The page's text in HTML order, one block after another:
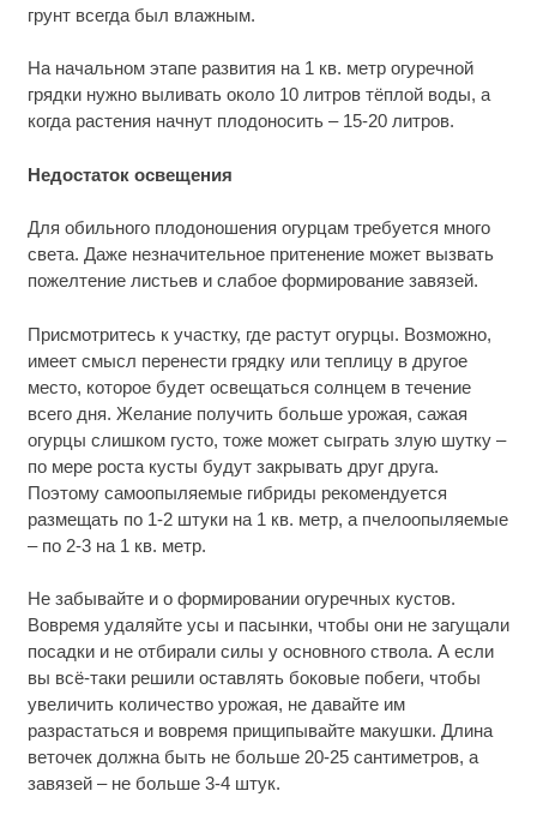
грунт всегда был влажным.
На начальном этапе развития на 1 кв. метр огуречной
грядки нужно выливать около 10 литров тёплой воды, а
когда растения начнут плодоносить – 15-20 литров.
Недостаток освещения
Для обильного плодоношения огурцам требуется много
света. Даже незначительное притенение может вызвать
пожелтение листьев и слабое формирование завязей.
Присмотритесь к участку, где растут огурцы. Возможно,
имеет смысл перенести грядку или теплицу в другое
место, которое будет освещаться солнцем в течение
всего дня. Желание получить больше урожая, сажая
огурцы слишком густо, тоже может сыграть злую шутку –
по мере роста кусты будут закрывать друг друга.
Поэтому самоопыляемые гибриды рекомендуется
размещать по 1-2 штуки на 1 кв. метр, а пчелоопыляемые
– по 2-3 на 1 кв. метр.
Не забывайте и о формировании огуречных кустов.
Вовремя удаляйте усы и пасынки, чтобы они не загущали
посадки и не отбирали силы у основного ствола. А если
вы всё-таки решили оставлять боковые побеги, чтобы
увеличить количество урожая, не давайте им
разрастаться и вовремя прищипывайте макушки. Длина
веточек должна быть не больше 20-25 сантиметров, а
завязей – не больше 3-4 штук.